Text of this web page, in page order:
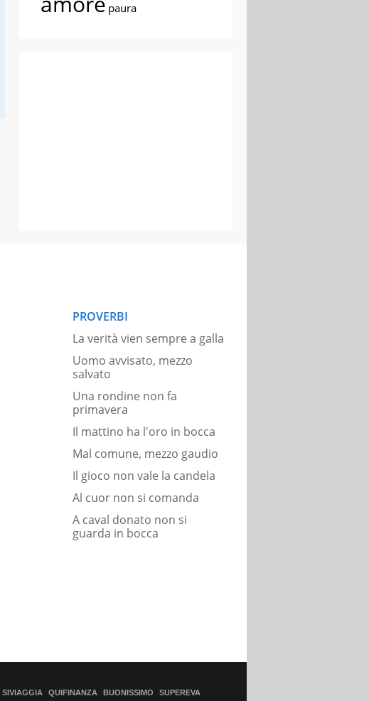
paura
PROVERBI
La verità vien sempre a galla
Uomo avvisato, mezzo
salvato
Una rondine non fa
primavera
Il mattino ha l'oro in bocca
Mal comune, mezzo gaudio
Il gioco non vale la candela
Al cuor non si comanda
A caval donato non si
guarda in bocca
SIVIAGGIA QUIFINANZA BUONISSIMO SUPEREVA